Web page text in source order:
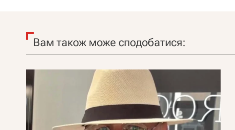
Вам також може сподобатися: